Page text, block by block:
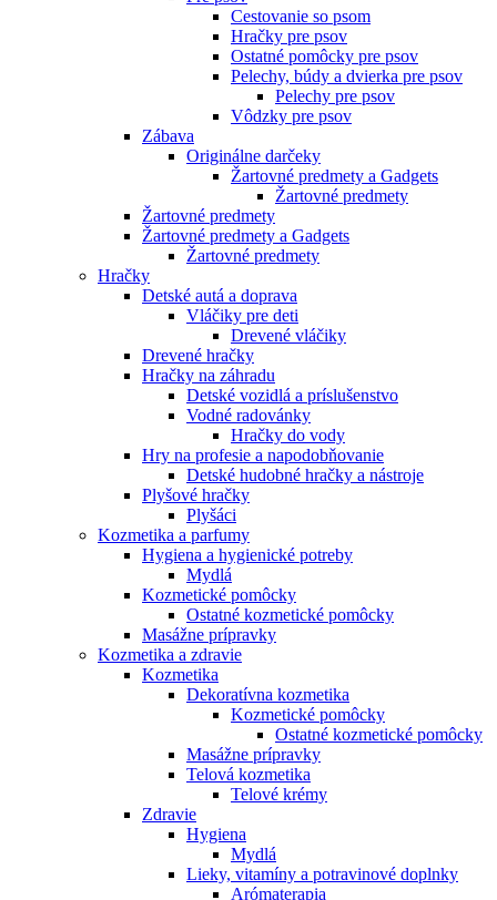
Cestovanie so psom
Hračky pre psov
Ostatné pomôcky pre psov
Pelechy, búdy a dvierka pre psov
Pelechy pre psov
Vôdzky pre psov
Zábava
Originálne darčeky
Žartovné predmety a Gadgets
Žartovné predmety
Žartovné predmety
Žartovné predmety a Gadgets
Žartovné predmety
Hračky
Detské autá a doprava
Vláčiky pre deti
Drevené vláčiky
Drevené hračky
Hračky na záhradu
Detské vozidlá a príslušenstvo
Vodné radovánky
Hračky do vody
Hry na profesie a napodobňovanie
Detské hudobné hračky a nástroje
Plyšové hračky
Plyšáci
Kozmetika a parfumy
Hygiena a hygienické potreby
Mydlá
Kozmetické pomôcky
Ostatné kozmetické pomôcky
Masážne prípravky
Kozmetika a zdravie
Kozmetika
Dekoratívna kozmetika
Kozmetické pomôcky
Ostatné kozmetické pomôcky
Masážne prípravky
Telová kozmetika
Telové krémy
Zdravie
Hygiena
Mydlá
Lieky, vitamíny a potravinové doplnky
Arómaterapia